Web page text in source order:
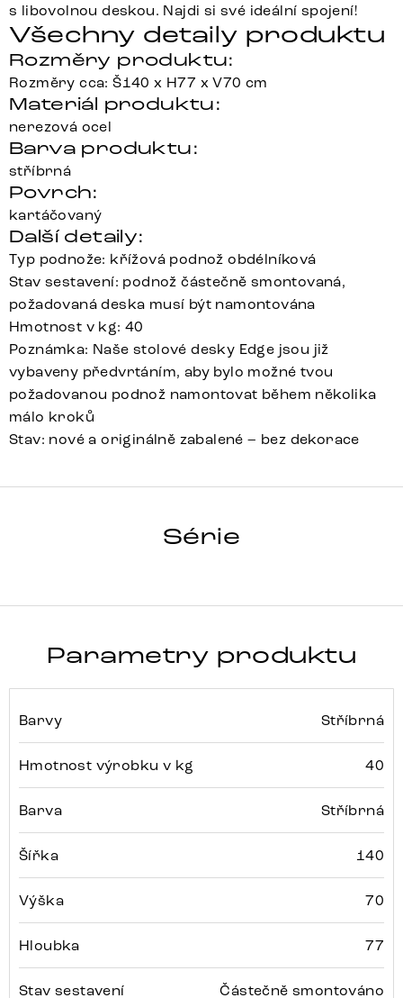
s libovolnou deskou. Najdi si své ideální spojení!
Všechny detaily produktu
Rozměry produktu:
Rozměry cca: Š140 x H77 x V70 cm
Materiál produktu:
nerezová ocel
Barva produktu:
stříbrná
Povrch:
kartáčovaný
Další detaily:
Typ podnože: křížová podnož obdélníková
Stav sestavení: podnož částečně smontovaná,
požadovaná deska musí být namontována
Hmotnost v kg: 40
Poznámka: Naše stolové desky Edge jsou již
vybaveny předvrtáním, aby bylo možné tvou
požadovanou podnož namontovat během několika
málo kroků
Stav: nové a originálně zabalené – bez dekorace
Série
OBDÉLNÍK
Parametry produktu
Barvy Stříbrná
Hmotnost výrobku v kg 40
Barva Stříbrná
Šířka 140
Výška 70
Hloubka 77
Stav sestavení Částečně smontováno